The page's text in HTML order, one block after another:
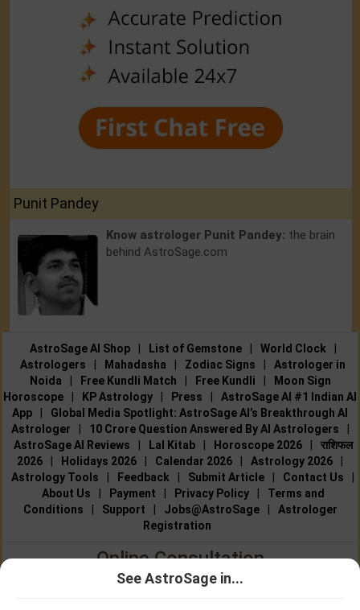
Punit Pandey
Know astrologer Punit Pandey: the brain
behind AstroSage.com
AstroSage AI Shop | List of Gemstone | World Clock
|
Astrologers
| Mahadasha | Zodiac Signs |
Astrologer in
Noida
| Free Kundli Match | Free Kundli |
Moon Sign
Horoscope
| KP Astrology | Press |
AstroSage AI #1 Indian AI
App
|
Global Media Spotlight: AstroSage AI’s Breakthrough AI
Astrologer
| 10 Crore Question Answered By AI Astrologers
|
AstroSage AI Reviews
| Lal Kitab | Horoscope 2026 |
राशिफल
2026
| Holidays 2026 | Calendar 2026 | Astrology 2026
|
Astrology Tools
| Feedback | Submit Article | Contact Us
|
About Us
| Payment | Privacy Policy |
Terms and
Conditions
| Support | Jobs@AstroSage |
Astrologer
Registration
Online Consultation
Talk to Astrologers|Chat with Astrologer
See AstroSage in...